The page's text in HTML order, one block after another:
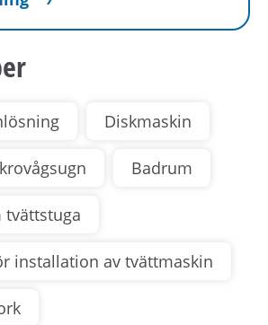
Diskmaskin
Badrum
tvättstuga
installation av tvättmaskin